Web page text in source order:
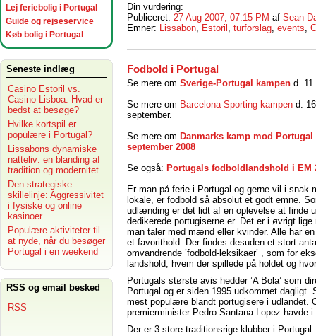
Lej feriebolig i Portugal
Guide og rejseservice
Køb bolig i Portugal
Seneste indlæg
Casino Estoril vs.
Casino Lisboa: Hvad er
bedst at besøge?
Hvilke kortspil er
populære i Portugal?
Lissabons dynamiske
natteliv: en blanding af
tradition og modernitet
Den strategiske
skillelinje: Aggressivitet
i fysiske og online
kasinoer
Populære aktiviteter til
at nyde, når du besøger
Portugal i en weekend
RSS og email besked
RSS
Din vurdering:
Publiceret: 27 Aug 2007, 07:15 PM af Sean
Emner: Lissabon, Estoril , turforslag, events,
Fodbold i Portugal
Se mere om Sverige-Portugal kampen d.
Se mere om Barcelona-Sporting kampen d.
september.
Se mere om Danmarks kamp mod Portugal
september 2008
Se også: Portugals fodboldlandshold i EM
Er man på ferie i Portugal og gerne vil i snak
lokale, er fodbold så absolut et godt emne.
udlænding er det lidt af en oplevelse at finde
dedikerede portugiserne er. Det er i øvrigt lige
man taler med mænd eller kvinder. Alle har
et favorithold. Der findes desuden et stort
omvandrende ’fodbold-leksikaer’ , som for
landshold, hvem der spillede på holdet og
Portugals største avis hedder ’A Bola’ som
Portugal og er siden 1995 udkommet
mest populære blandt portugisere i udlandet.
premierminister Pedro Santana Lopez
Der er 3 store traditionsrige klubber i